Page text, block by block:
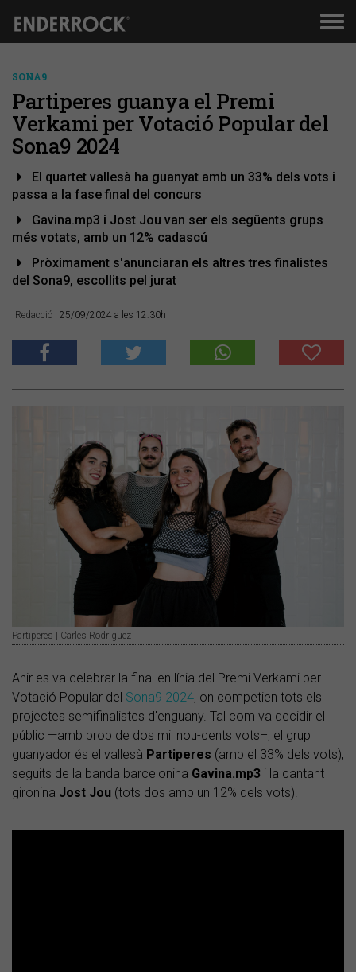
SONA9
Partiperes guanya el Premi
Verkami per Votació Popular del
Sona9 2024
El quartet vallesà ha guanyat amb un 33% dels vots i
passa a la fase final del concurs
Gavina.mp3 i Jost Jou van ser els següents grups
més votats, amb un 12% cadascú
Pròximament s'anunciaran els altres tres finalistes
del Sona9, escollits pel jurat
Redacció | 25/09/2024 a les 12:30h
Partiperes | Carles Rodriguez
Ahir es va celebrar la final en línia del Premi Verkami per
Votació Popular del Sona9 2024, on competien tots els
projectes semifinalistes d'enguany. Tal com va decidir el
públic —amb prop de dos mil nou-cents vots–, el grup
guanyador és el vallesà Partiperes (amb el 33% dels vots),
seguits de la banda barcelonina Gavina.mp3 i la cantant
gironina Jost Jou (tots dos amb un 12% dels vots).